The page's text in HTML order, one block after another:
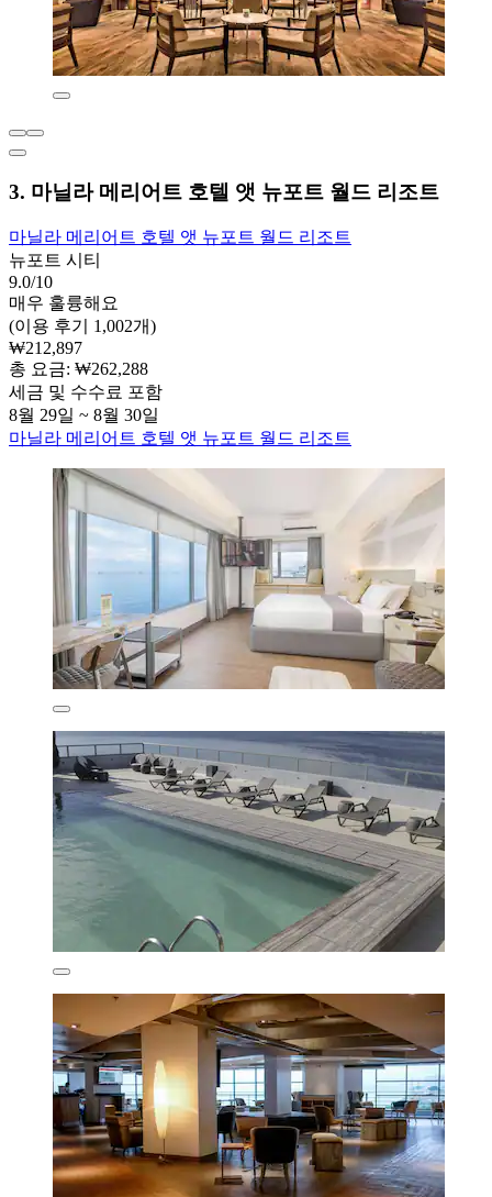
3. 마닐라 메리어트 호텔 앳 뉴포트 월드 리조트
마닐라 메리어트 호텔 앳 뉴포트 월드 리조트
뉴포트 시티
9.0/10
매우 훌륭해요
(이용 후기 1,002개)
₩212,897
총 요금: ₩262,288
세금 및 수수료 포함
8월 29일 ~ 8월 30일
마닐라 메리어트 호텔 앳 뉴포트 월드 리조트